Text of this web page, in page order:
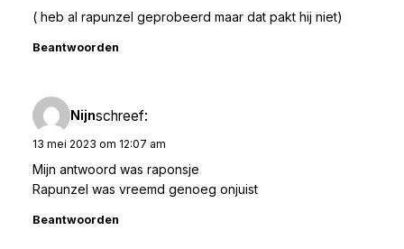
( heb al rapunzel geprobeerd maar dat pakt hij niet)
Beantwoorden
Nijnschreef:
13 mei 2023 om 12:07 am
Mijn antwoord was raponsje
Rapunzel was vreemd genoeg onjuist
Beantwoorden